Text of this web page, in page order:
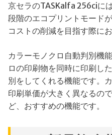
京セラのTASKalfa 256ciに
段階のエコプリントモード
コストの削減を目指す際に
カラーモノクロ自動判別機
ロの印刷物を同時に印刷し
別をしてくれる機能です。
印刷単価が大きく異なるの
ど、おすすめの機能です。